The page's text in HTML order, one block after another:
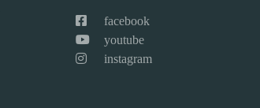
facebook
youtube
instagram